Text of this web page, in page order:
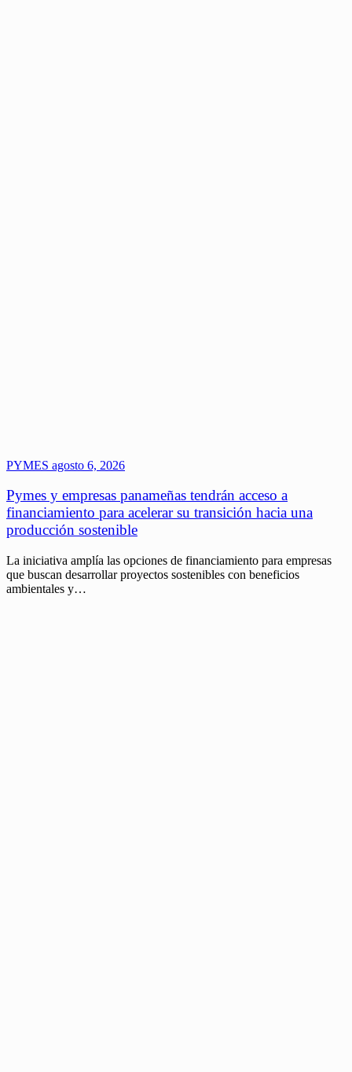
PYMES agosto 6, 2026
Pymes y empresas panameñas tendrán acceso a
financiamiento para acelerar su transición hacia una
producción sostenible
La iniciativa amplía las opciones de financiamiento para empresas
que buscan desarrollar proyectos sostenibles con beneficios
ambientales y…